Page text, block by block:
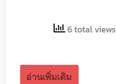
6 total views
อ่านเพิ่มเติม